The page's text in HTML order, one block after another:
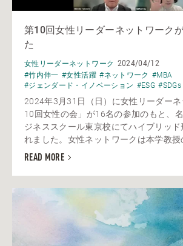
第10回女性リーダーネットワーク
た
女性リーダーネットワーク 2024/04/12
#竹内伸一 #女性活躍 #ネットワーク #MBA
#ジェンダード・イノベーション #ESG #SDGs
2024年3月31日（日）に女性リーダー
10回女性の会」が16名の参加のもと、
ジネススクール東京校にてハイブリッド
れました。女性ネットワークは本学教授
READ MORE